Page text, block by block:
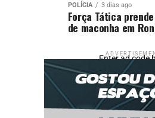
POLÍCIA 3 dias ago
Força Tática
de maconha em
Enter ad code